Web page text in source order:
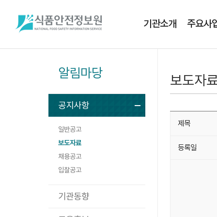
기관소개 주요사
알림마당
공지사항
일반공고
보도자료
채용공고
입찰공고
기관동향
보도자
제목
등록일